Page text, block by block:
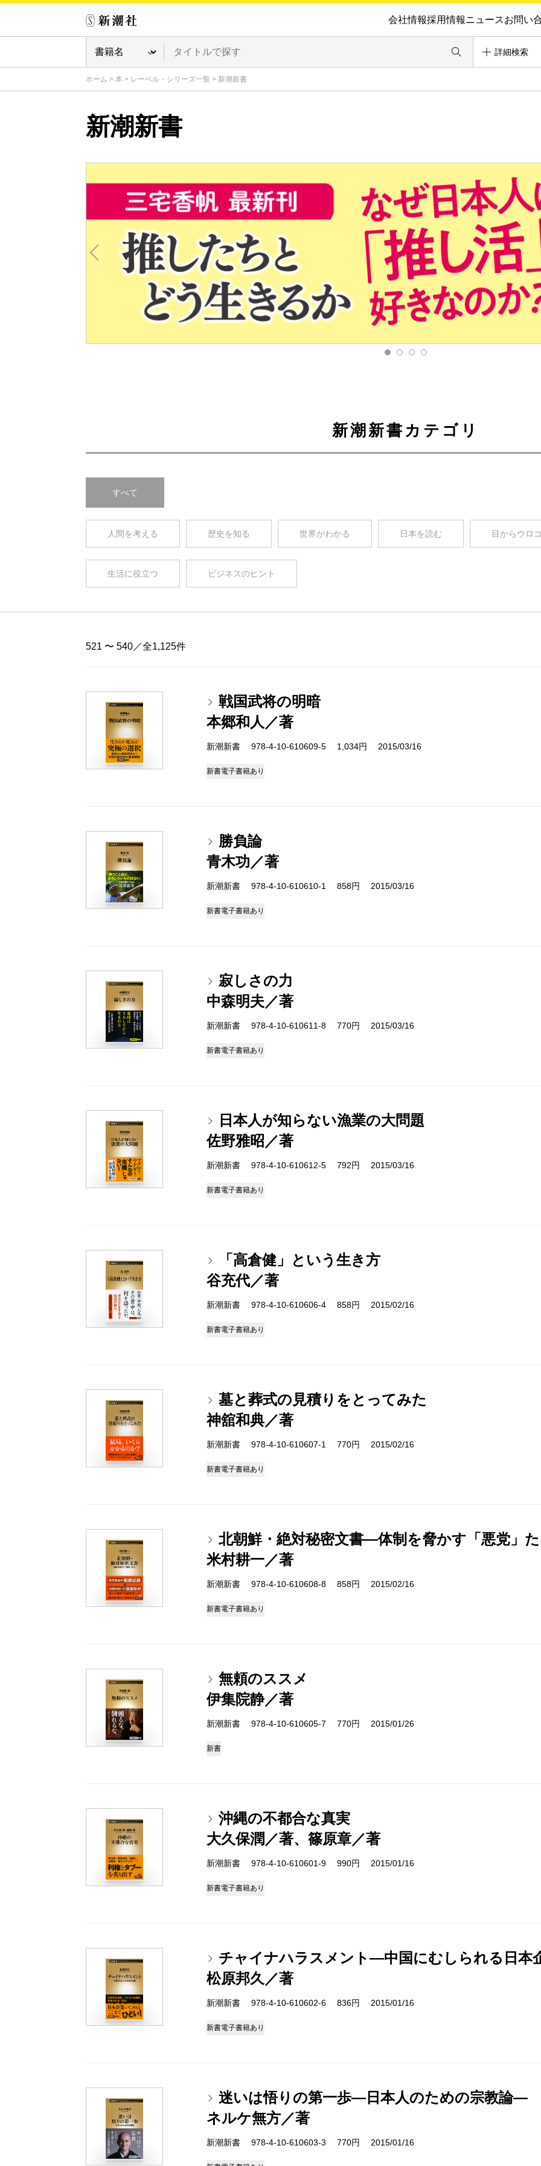
会社情報採用情報ニュースお問い
詳細検索
ホーム > 本 > レーベル・シリーズ一覧 > 新潮新書
新潮新書
新潮新書カテゴリ
すべて
人間を考える 歴史を知る 世界がわかる 日本を読む 目からウロ
生活に役立つ ビジネスのヒント
521 〜 540／全1,125件
戦国武将の明暗
本郷和人／著
新潮新書 978-4-10-610609-5 1,034円 2015/03/16
新書電子書籍あり
勝負論
青木功／著
新潮新書 978-4-10-610610-1 858円 2015/03/16
新書電子書籍あり
寂しさの力
中森明夫／著
新潮新書 978-4-10-610611-8 770円 2015/03/16
新書電子書籍あり
日本人が知らない漁業の大問題
佐野雅昭／著
新潮新書 978-4-10-610612-5 792円 2015/03/16
新書電子書籍あり
「高倉健」という生き方
谷充代／著
新潮新書 978-4-10-610606-4 858円 2015/02/16
新書電子書籍あり
墓と葬式の見積りをとってみた
神舘和典／著
新潮新書 978-4-10-610607-1 770円 2015/02/16
新書電子書籍あり
北朝鮮・絶対秘密文書―体制を脅かす「悪党」
米村耕一／著
新潮新書 978-4-10-610608-8 858円 2015/02/16
新書電子書籍あり
無頼のススメ
伊集院静／著
新潮新書 978-4-10-610605-7 770円 2015/01/26
新書
沖縄の不都合な真実
大久保潤／著、篠原章／著
新潮新書 978-4-10-610601-9 990円 2015/01/16
新書電子書籍あり
チャイナハラスメント―中国にむしられる日本
松原邦久／著
新潮新書 978-4-10-610602-6 836円 2015/01/16
新書電子書籍あり
迷いは悟りの第一歩―日本人のための宗教論―
ネルケ無方／著
新潮新書 978-4-10-610603-3 770円 2015/01/16